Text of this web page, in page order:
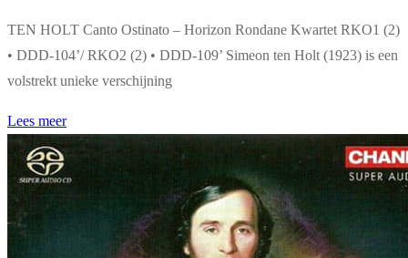
TEN HOLT Canto Ostinato – Horizon Rondane Kwartet RKO1 (2)
• DDD-104’/ RKO2 (2) • DDD-109’ Simeon ten Holt (1923) is een
volstrekt unieke verschijning
Lees meer